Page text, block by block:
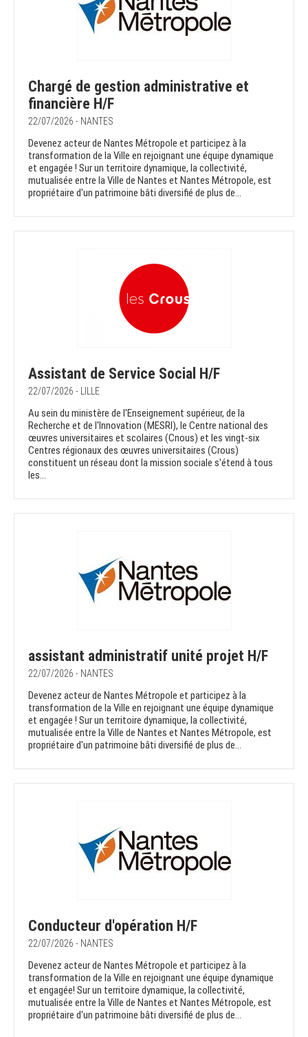
Chargé de gestion administrative et
financière H/F
22/07/2026 - NANTES
Devenez acteur de Nantes Métropole et participez à la
transformation de la Ville en rejoignant une équipe dynamique
et engagée ! Sur un territoire dynamique, la collectivité,
mutualisée entre la Ville de Nantes et Nantes Métropole, est
propriétaire d'un patrimoine bâti diversifié de plus de...
Assistant de Service Social H/F
22/07/2026 - LILLE
Au sein du ministère de l'Enseignement supérieur, de la
Recherche et de l'Innovation (MESRI), le Centre national des
œuvres universitaires et scolaires (Cnous) et les vingt-six
Centres régionaux des œuvres universitaires (Crous)
constituent un réseau dont la mission sociale s'étend à tous
les...
assistant administratif unité projet H/F
22/07/2026 - NANTES
Devenez acteur de Nantes Métropole et participez à la
transformation de la Ville en rejoignant une équipe dynamique
et engagée ! Sur un territoire dynamique, la collectivité,
mutualisée entre la Ville de Nantes et Nantes Métropole, est
propriétaire d'un patrimoine bâti diversifié de plus de...
Conducteur d'opération H/F
22/07/2026 - NANTES
Devenez acteur de Nantes Métropole et participez à la
transformation de la Ville en rejoignant une équipe dynamique
et engagée! Sur un territoire dynamique, la collectivité,
mutualisée entre la Ville de Nantes et Nantes Métropole, est
propriétaire d'un patrimoine bâti diversifié de plus de...